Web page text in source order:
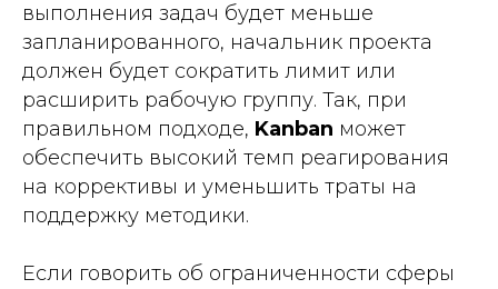
выполнения задач будет меньше
запланированного, начальник проекта
должен будет сократить лимит или
расширить рабочую группу. Так, при
правильном подходе, Kanban может
обеспечить высокий темп реагирования
на коррективы и уменьшить траты на
поддержку методики.
Если говорить об ограниченности сферы